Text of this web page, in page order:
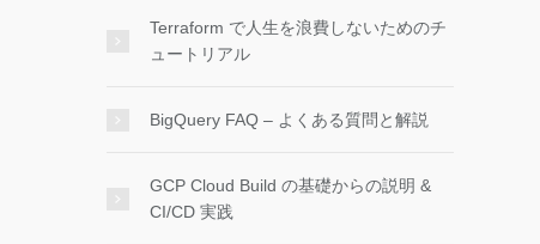
Terraform で人生を浪費しないためのチ
ュートリアル
BigQuery FAQ – よくある質問と解説
GCP Cloud Build の基礎からの説明 &
CI/CD 実践